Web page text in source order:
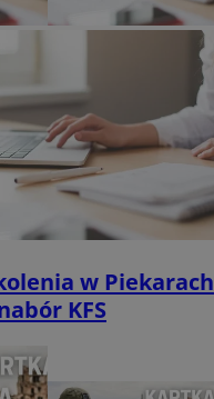
w Piekarach
KFS